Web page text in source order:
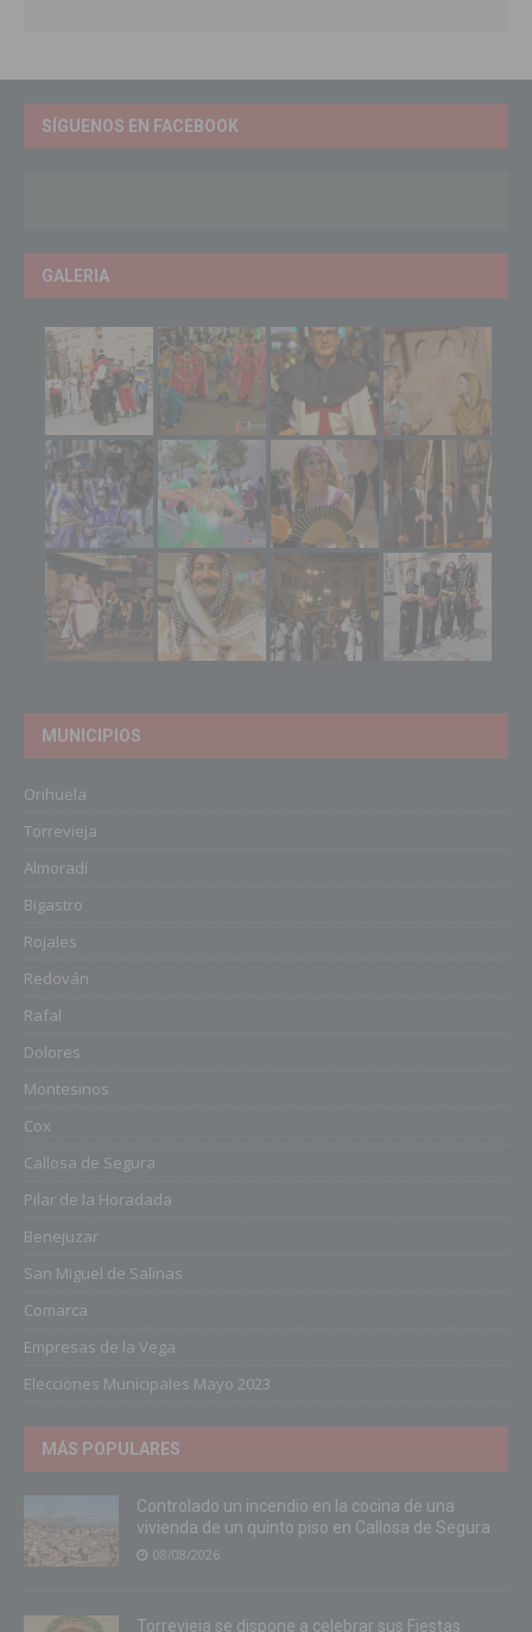
SÍGUENOS EN FACEBOOK
GALERIA
MUNICIPIOS
Orihuela
Torrevieja
Almoradí
Bigastro
Rojales
Redován
Rafal
Dolores
Montesinos
Cox
Callosa de Segura
Pilar de la Horadada
Benejuzar
San Miguel de Salinas
Comarca
Empresas de la Vega
Elecciones Municipales Mayo 2023
MÁS POPULARES
Controlado un incendio en la cocina de una
vivienda de un quinto piso en Callosa de Segura
08/08/2026
Torrevieja se dispone a celebrar sus Fiestas